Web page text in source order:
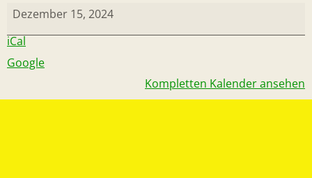
Dezember 15, 2024
iCal
Google
Kompletten Kalender ansehen